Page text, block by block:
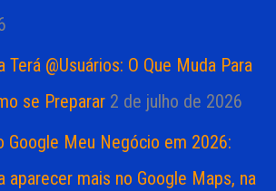
Terá @Usuários: O Que Muda Para
se Preparar 2 de julho de 2026
Google Meu Negócio em 2026:
aparecer mais no Google Maps, na